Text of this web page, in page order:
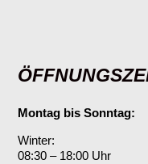
Montag bis Sonntag:
Winter:
08:30 – 18:00 Uhr